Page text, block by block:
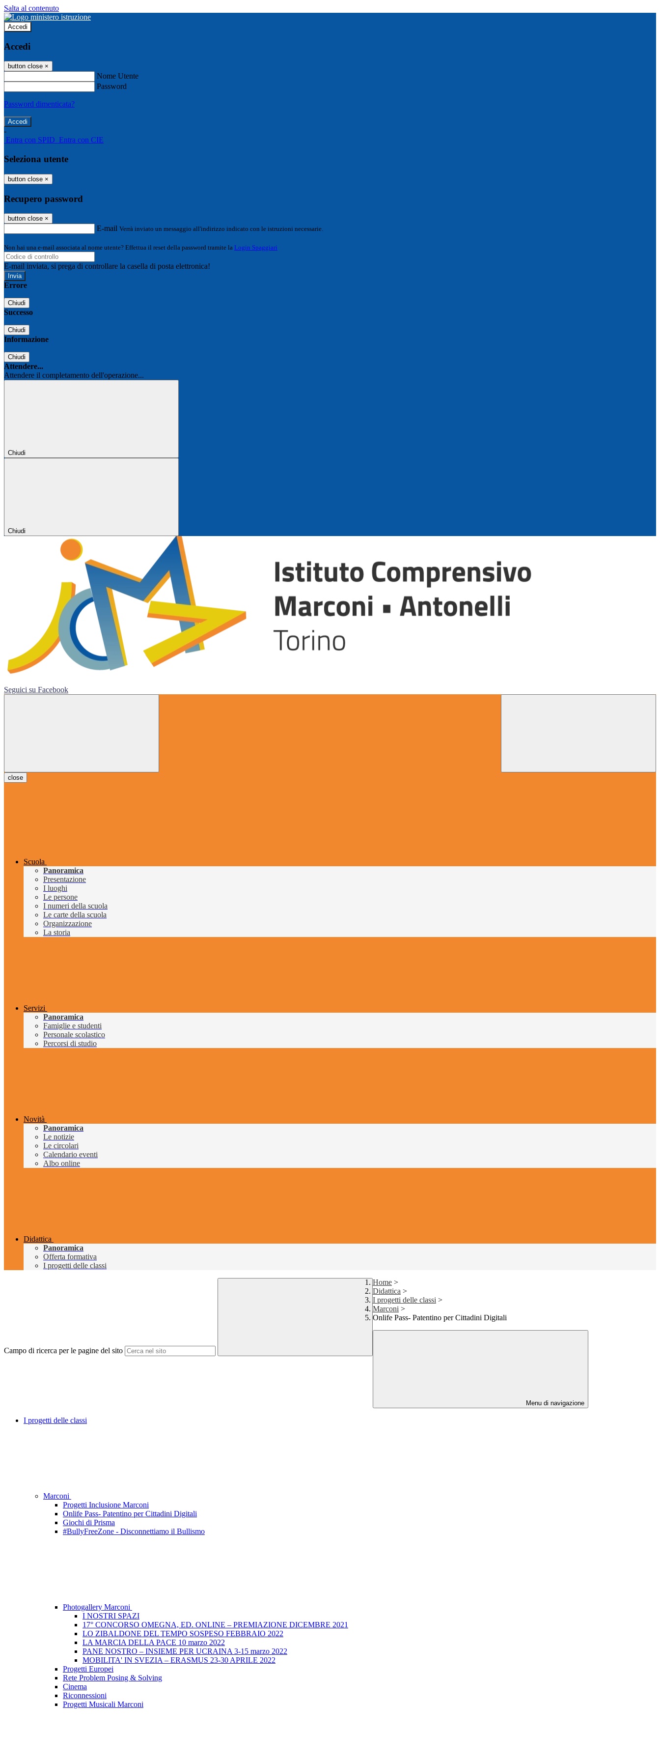
Salta al contenuto
Accedi
Accedi
button close ×
Nome Utente
Password
Password dimenticata?
-
Entra con SPID Entra con CIE
Seleziona utente
button close ×
Recupero password
button close ×
E-mail Verrà inviato un messaggio all'indirizzo indicato con le istruzioni necessarie.
Non hai una e-mail associata al nome utente? Effettua il reset della password tramite la Login Spaggiari
E-mail inviata, si prega di controllare la casella di posta elettronica!
Errore
Chiudi
Successo
Chiudi
Informazione
Chiudi
Attendere...
Attendere il completamento dell'operazione...
Chiudi
Chiudi
Seguici su Facebook
close
Scuola
Panoramica
Presentazione
I luoghi
Le persone
I numeri della scuola
Le carte della scuola
Organizzazione
La storia
Servizi
Panoramica
Famiglie e studenti
Personale scolastico
Percorsi di studio
Novità
Panoramica
Le notizie
Le circolari
Calendario eventi
Albo online
Didattica
Panoramica
Offerta formativa
I progetti delle classi
Campo di ricerca per le pagine del sito
Home >
Didattica >
I progetti delle classi >
Marconi >
Onlife Pass- Patentino per Cittadini Digitali
Menu di navigazione
I progetti delle classi
Marconi
Progetti Inclusione Marconi
Onlife Pass- Patentino per Cittadini Digitali
Giochi di Prisma
#BullyFreeZone - Disconnettiamo il Bullismo
Photogallery Marconi
I NOSTRI SPAZI
17° CONCORSO OMEGNA, ED. ONLINE – PREMIAZIONE DICEMBRE 2021
LO ZIBALDONE DEL TEMPO SOSPESO FEBBRAIO 2022
LA MARCIA DELLA PACE 10 marzo 2022
PANE NOSTRO – INSIEME PER UCRAINA 3-15 marzo 2022
MOBILITA' IN SVEZIA – ERASMUS 23-30 APRILE 2022
Progetti Europei
Rete Problem Posing & Solving
Cinema
Riconnessioni
Progetti Musicali Marconi